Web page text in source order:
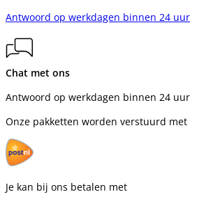
Antwoord op werkdagen binnen 24 uur
Chat met ons
Antwoord op werkdagen binnen 24 uur
Onze pakketten worden verstuurd met
Je kan bij ons betalen met